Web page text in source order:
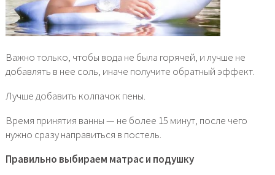
Важно только, чтобы вода не была горячей, и лучше не
добавлять в нее соль, иначе получите обратный эффект.
Лучше добавить колпачок пены.
Время принятия ванны — не более 15 минут, после чего
нужно сразу направиться в постель.
Правильно выбираем матрас и подушку